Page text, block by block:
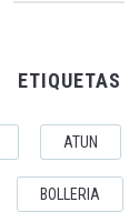
ETIQUETAS
ATUN
BOLLERIA